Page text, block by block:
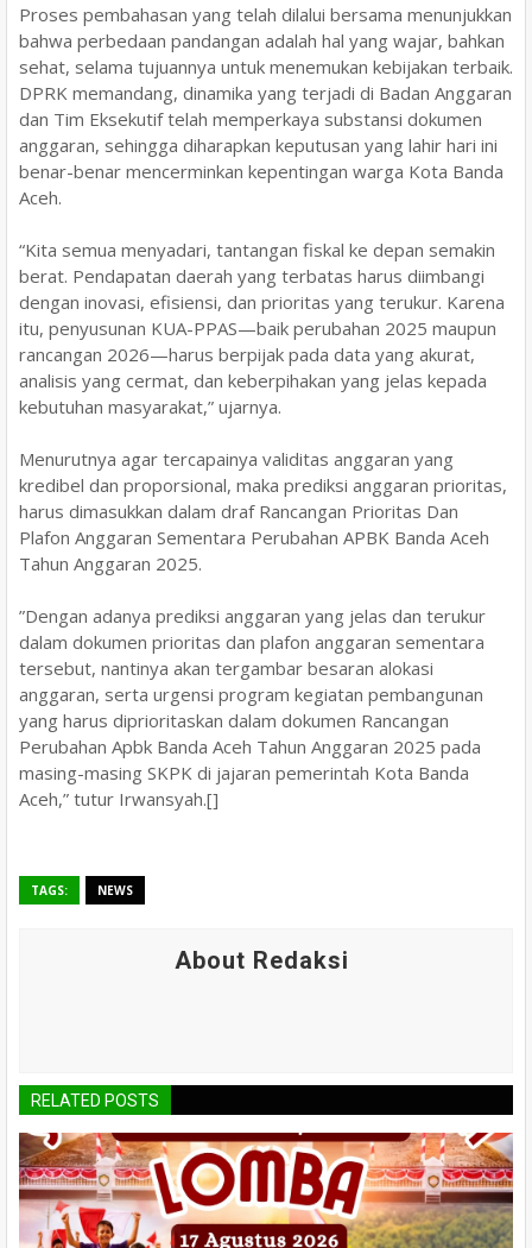
Proses pembahasan yang telah dilalui bersama menunjukkan
bahwa perbedaan pandangan adalah hal yang wajar, bahkan
sehat, selama tujuannya untuk menemukan kebijakan terbaik.
DPRK memandang, dinamika yang terjadi di Badan Anggaran
dan Tim Eksekutif telah memperkaya substansi dokumen
anggaran, sehingga diharapkan keputusan yang lahir hari ini
benar-benar mencerminkan kepentingan warga Kota Banda
Aceh.
“Kita semua menyadari, tantangan fiskal ke depan semakin
berat. Pendapatan daerah yang terbatas harus diimbangi
dengan inovasi, efisiensi, dan prioritas yang terukur. Karena
itu, penyusunan KUA-PPAS—baik perubahan 2025 maupun
rancangan 2026—harus berpijak pada data yang akurat,
analisis yang cermat, dan keberpihakan yang jelas kepada
kebutuhan masyarakat,” ujarnya.
Menurutnya agar tercapainya validitas anggaran yang
kredibel dan proporsional, maka prediksi anggaran prioritas,
harus dimasukkan dalam draf Rancangan Prioritas Dan
Plafon Anggaran Sementara Perubahan APBK Banda Aceh
Tahun Anggaran 2025.
”Dengan adanya prediksi anggaran yang jelas dan terukur
dalam dokumen prioritas dan plafon anggaran sementara
tersebut, nantinya akan tergambar besaran alokasi
anggaran, serta urgensi program kegiatan pembangunan
yang harus diprioritaskan dalam dokumen Rancangan
Perubahan Apbk Banda Aceh Tahun Anggaran 2025 pada
masing-masing SKPK di jajaran pemerintah Kota Banda
Aceh,” tutur Irwansyah.[]
TAGS: NEWS
About Redaksi
RELATED POSTS